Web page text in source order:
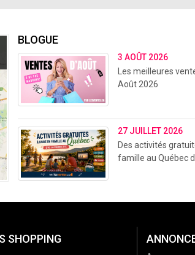
BLOGUE
3 AOÛT 2026
Les meilleures
Août 2026
27 JUILLET 2026
Des activités
famille au Québec
SHOPPING